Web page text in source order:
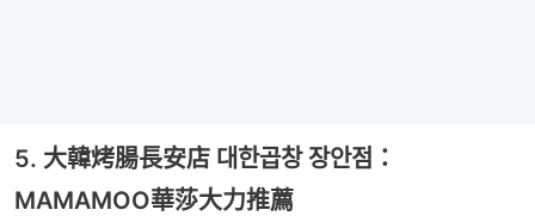
5. 大韓烤腸長安店 대한곱창 장안점：
MAMAMOO華莎大力推薦